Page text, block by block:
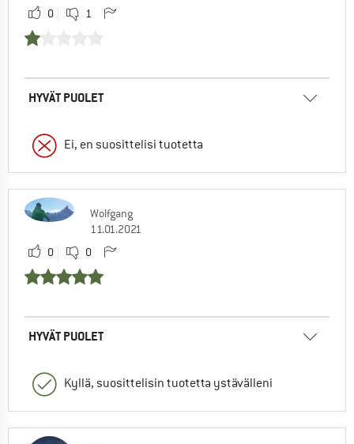
0 1
HYVÄT PUOLET
Ei, en suosittelisi tuotetta
Wolfgang
11.01.2021
0
0
HYVÄT PUOLET
Kyllä, suosittelisin tuotetta ystävälleni